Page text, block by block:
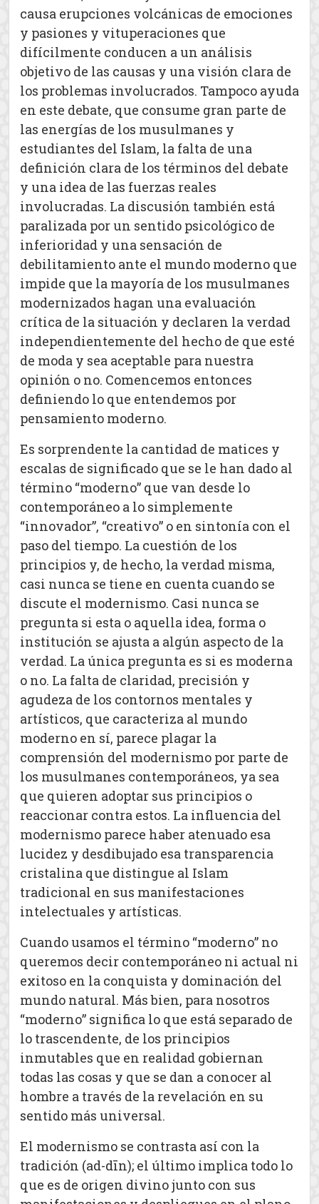
causa erupciones volcánicas de emociones
y pasiones y vituperaciones que
difícilmente conducen a un análisis
objetivo de las causas y una visión clara de
los problemas involucrados. Tampoco ayuda
en este debate, que consume gran parte de
las energías de los musulmanes y
estudiantes del Islam, la falta de una
definición clara de los términos del debate
y una idea de las fuerzas reales
involucradas. La discusión también está
paralizada por un sentido psicológico de
inferioridad y una sensación de
debilitamiento ante el mundo moderno que
impide que la mayoría de los musulmanes
modernizados hagan una evaluación
crítica de la situación y declaren la verdad
independientemente del hecho de que esté
de moda y sea aceptable para nuestra
opinión o no. Comencemos entonces
definiendo lo que entendemos por
pensamiento moderno.
Es sorprendente la cantidad de matices y
escalas de significado que se le han dado al
término “moderno” que van desde lo
contemporáneo a lo simplemente
“innovador”, “creativo” o en sintonía con el
paso del tiempo. La cuestión de los
principios y, de hecho, la verdad misma,
casi nunca se tiene en cuenta cuando se
discute el modernismo. Casi nunca se
pregunta si esta o aquella idea, forma o
institución se ajusta a algún aspecto de la
verdad. La única pregunta es si es moderna
o no. La falta de claridad, precisión y
agudeza de los contornos mentales y
artísticos, que caracteriza al mundo
moderno en sí, parece plagar la
comprensión del modernismo por parte de
los musulmanes contemporáneos, ya sea
que quieren adoptar sus principios o
reaccionar contra estos. La influencia del
modernismo parece haber atenuado esa
lucidez y desdibujado esa transparencia
cristalina que distingue al Islam
tradicional en sus manifestaciones
intelectuales y artísticas.
Cuando usamos el término “moderno” no
queremos decir contemporáneo ni actual ni
exitoso en la conquista y dominación del
mundo natural. Más bien, para nosotros
“moderno” significa lo que está separado de
lo trascendente, de los principios
inmutables que en realidad gobiernan
todas las cosas y que se dan a conocer al
hombre a través de la revelación en su
sentido más universal.
El modernismo se contrasta así con la
tradición (ad-dīn); el último implica todo lo
que es de origen divino junto con sus